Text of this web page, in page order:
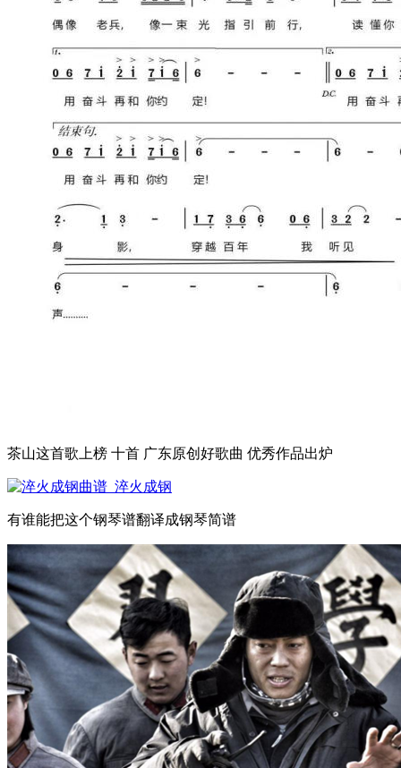
茶山这首歌上榜 十首 广东原创好歌曲 优秀作品出炉
有谁能把这个钢琴谱翻译成钢琴简谱